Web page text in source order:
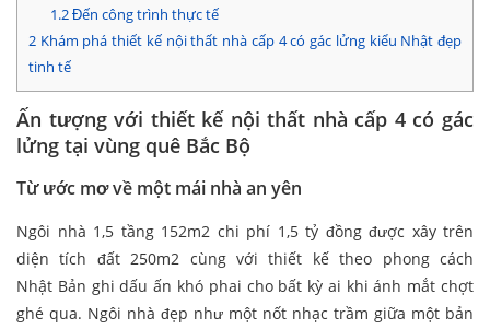
1.2Đến công trình thực tế
2 Khám phá thiết kế nội thất nhà cấp 4 có gác lửng kiểu Nhật đẹp
tinh tế
Ấn tượng với thiết kế nội thất nhà cấp 4 có gác
lửng tại vùng quê Bắc Bộ
Từ ước mơ về một mái nhà an yên
Ngôi nhà 1,5 tầng 152m2 chi phí 1,5 tỷ đồng được xây trên
diện tích đất 250m2 cùng với thiết kế theo phong cách
Nhật Bản ghi dấu ấn khó phai cho bất kỳ ai khi ánh mắt chợt
ghé qua. Ngôi nhà đẹp như một nốt nhạc trầm giữa một bản